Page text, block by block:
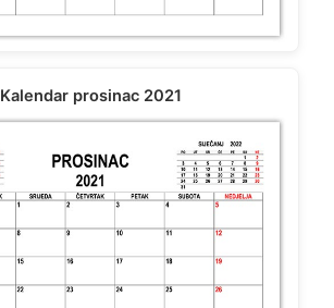
Kalendar prosinac 2021